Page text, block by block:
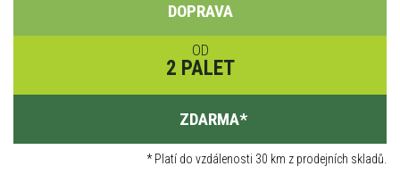
DOPRAVA
OD
2 PALET
ZDARMA*
*Platí do vzdálenosti 30 km z prodejních skladů.